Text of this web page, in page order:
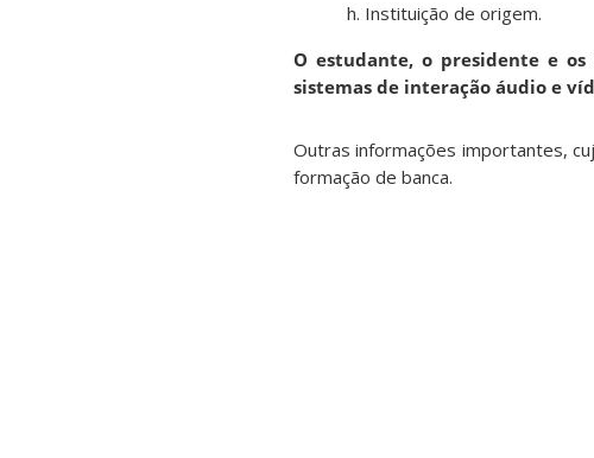
Instituição de origem.
O estudante, o presidente e
sistemas de interação áudio e
Outras informações importantes,
formação de banca.